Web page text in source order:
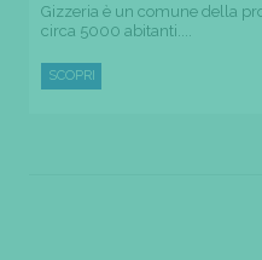
Gizzeria è un comune della
circa 5000 abitanti....
SCOPRI